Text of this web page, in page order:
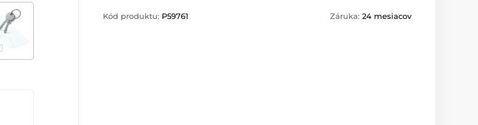
Kód produktu: P59761 Záruka: 24 mesiacov